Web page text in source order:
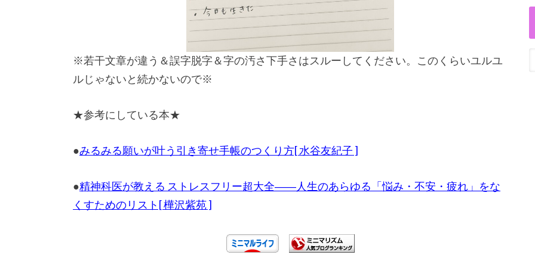
※若干文章が違う＆誤字脱字＆字の汚さ下手さはスルーしてください。このくらいユルユ
ルじゃないと続かないので※
★参考にしている本★
●みるみる願いが叶う引き寄せ手帳のつくり方[ 水谷友紀子 ]
●精神科医が教える ストレスフリー超大全――人生のあらゆる「悩み・不安・疲れ」をな
くすためのリスト[ 樺沢紫苑 ]